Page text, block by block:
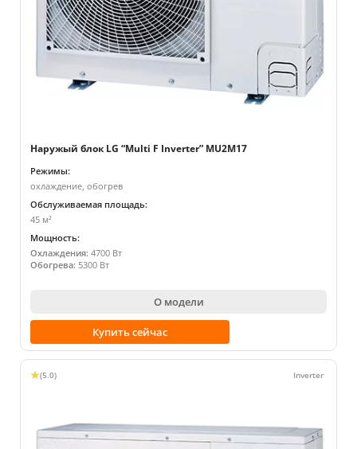
Наружый блок LG “Multi F Inverter” MU2M17
Режимы:
охлаждение, обогрев
Обслуживаемая площадь:
45 м²
Мощность:
Охлаждения: 4700 Вт
Обогрева: 5300 Вт
О модели
Купить сейчас
(5.0)